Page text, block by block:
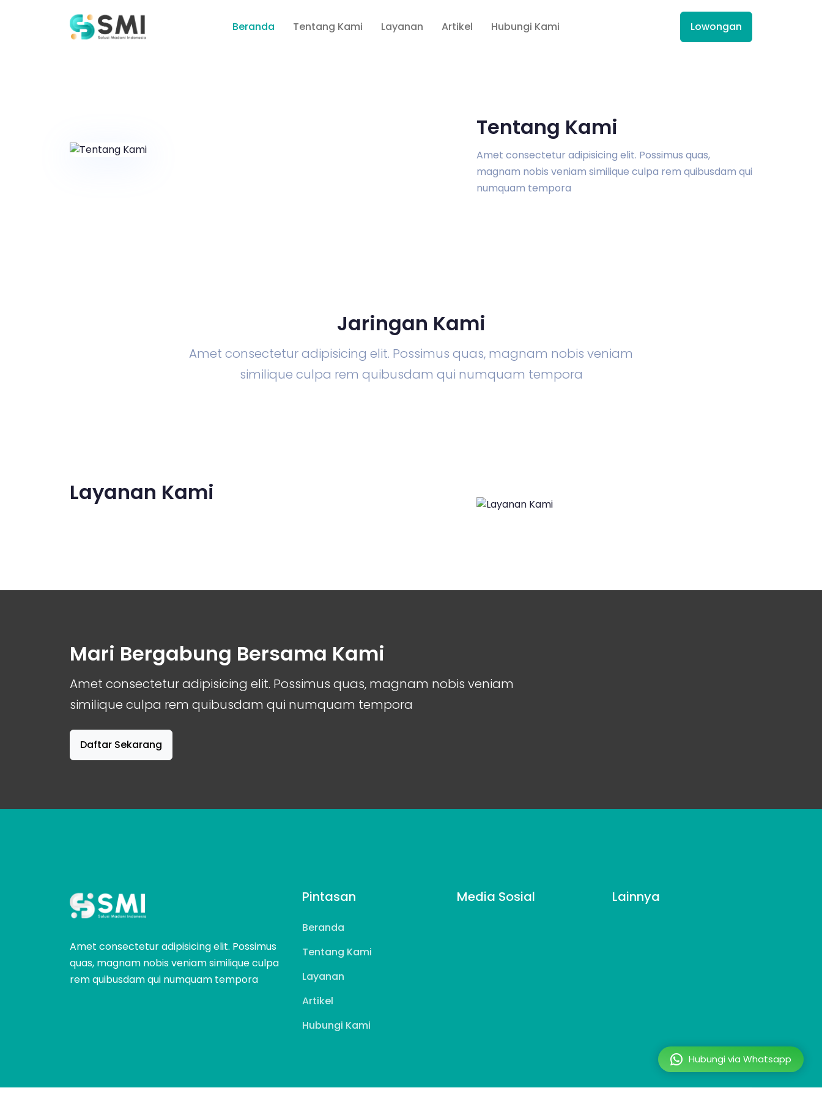
Beranda Tentang Kami Layanan Artikel Hubungi Kami Lowongan
Tentang Kami
Amet consectetur adipisicing elit. Possimus quas,
magnam nobis veniam similique culpa rem quibusdam qui
numquam tempora
Jaringan Kami
Amet consectetur adipisicing elit. Possimus quas, magnam nobis veniam
similique culpa rem quibusdam qui numquam tempora
Layanan Kami
Mari Bergabung Bersama Kami
Amet consectetur adipisicing elit. Possimus quas, magnam nobis veniam
similique culpa rem quibusdam qui numquam tempora
Daftar Sekarang
Amet consectetur adipisicing elit. Possimus
quas, magnam nobis veniam similique culpa
rem quibusdam qui numquam tempora
Pintasan
Beranda
Tentang Kami
Layanan
Artikel
Hubungi Kami
Media Sosial Lainnya
Hubungi via Whatsapp